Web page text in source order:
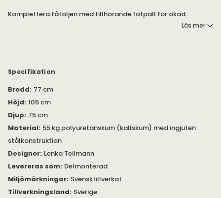
Komplettera fåtöljen med tillhörande fotpall för ökad
och trygg känsla. En utmärkt läsfåtölj för dig som önskar det
Snurrfoten finns att välja i formgjuten aluminium eller svart
lackad aluminium.
Mått: B: 52, D: 39, H: 34/38 centimeter.
Läs mer
Specifikation
Bredd: 77 cm
Höjd: 105 cm
Djup: 75 cm
Material: 55 kg polyuretanskum (kallskum) med ingjuten
stålkonstruktion
Designer: Lenka Teilmann
Levereras som: Delmonterad
Miljömärkningar: Svensktillverkat
Tillverkningsland: Sverige